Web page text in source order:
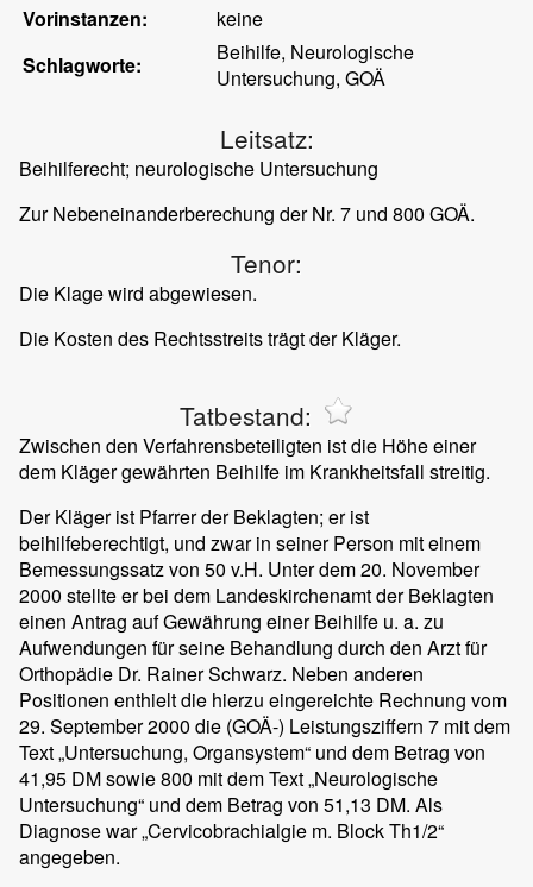
Vorinstanzen:
keine
Schlagworte:
Beihilfe, Neurologische
Untersuchung, GOÄ
Leitsatz:
Beihilferecht; neurologische Untersuchung
Zur Nebeneinanderberechung der Nr. 7 und 800 GOÄ.
Tenor:
Die Klage wird abgewiesen.
Die Kosten des Rechtsstreits trägt der Kläger.
Tatbestand:
Zwischen den Verfahrensbeteiligten ist die Höhe einer
dem Kläger gewährten Beihilfe im Krankheitsfall streitig.
Der Kläger ist Pfarrer der Beklagten; er ist
beihilfeberechtigt, und zwar in seiner Person mit einem
Bemessungssatz von 50 v.H. Unter dem 20. November
2000 stellte er bei dem Landeskirchenamt der Beklagten
einen Antrag auf Gewährung einer Beihilfe u. a. zu
Aufwendungen für seine Behandlung durch den Arzt für
Orthopädie Dr. Rainer Schwarz. Neben anderen
Positionen enthielt die hierzu eingereichte Rechnung vom
29. September 2000 die (GOÄ-) Leistungsziffern 7 mit dem
Text „Untersuchung, Organsystem“ und dem Betrag von
41,95 DM sowie 800 mit dem Text „Neurologische
Untersuchung“ und dem Betrag von 51,13 DM. Als
Diagnose war „Cervicobrachialgie m. Block Th1/2“
angegeben.